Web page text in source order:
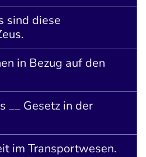
sind diese
in Bezug auf den
__ Gesetz in der
im Transportwesen.